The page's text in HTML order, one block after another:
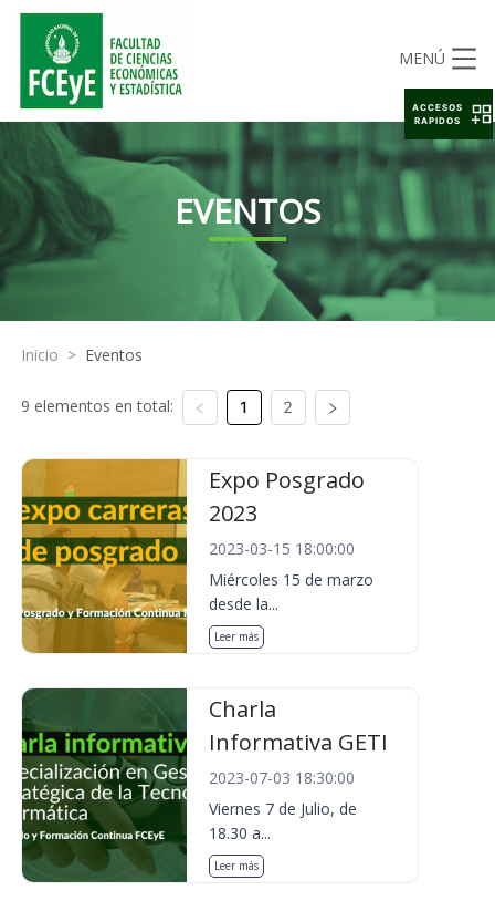
MENÚ
EVENTOS
Inicio > Eventos
9 elementos en total: 1 2
Expo Posgrado
2023
2023-03-15 18:00:00
Miércoles 15 de marzo
desde la...
Leer más
Charla
Informativa GETI
2023-07-03 18:30:00
Viernes 7 de Julio, de
18.30 a...
Leer más
ACCESOS
RAPIDOS